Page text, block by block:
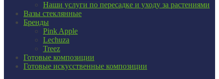
Наши услуги по пересадке и уходу за растениями
Вазы стеклянные
Бренды
Pink Apple
Lechuza
Treez
Готовые композиции
Готовые искусственные композиции